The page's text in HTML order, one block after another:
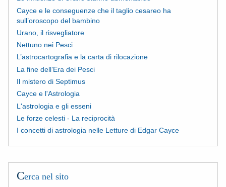
Cayce e le conseguenze che il taglio cesareo ha
sull’oroscopo del bambino
Urano, il risvegliatore
Nettuno nei Pesci
L’astrocartografia e la carta di rilocazione
La fine dell’Era dei Pesci
Il mistero di Septimus
Cayce e l'Astrologia
L'astrologia e gli esseni
Le forze celesti - La reciprocità
I concetti di astrologia nelle Letture di Edgar Cayce
Cerca nel sito